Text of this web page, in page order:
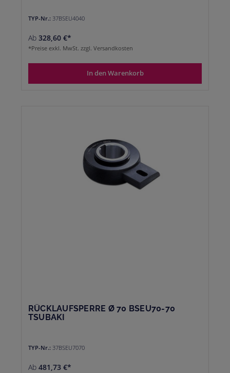
TYP-Nr.: 37BSEU4040
Ab 328,60 €*
*Preise exkl. MwSt. zzgl. Versandkosten
In den Warenkorb
RÜCKLAUFSPERRE Ø 70 BSEU70-70
TSUBAKI
TYP-Nr.: 37BSEU7070
Ab 481,73 €*